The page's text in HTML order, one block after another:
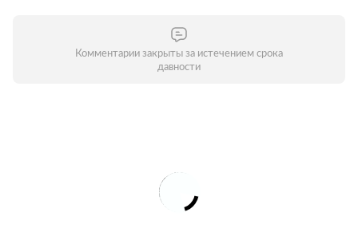
Комментарии закрыты за истечением срока
давности